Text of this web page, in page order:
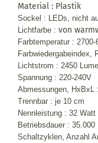
Material : Plastik
Sockel : LEDs, nicht
Lichtfarbe : von
Farbtemperatur :
Farbwiedergabeindex,
Lichtstrom : 2450
Spannung : 220-240V
Abmessungen, HxBxL
Trennbar : je 10 cm
Nennleistung : 32 Watt
Betriebsdauer : 35.000
Schaltzyklen, Anzahl